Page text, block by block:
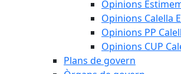
Opinions
Opinions Calella
Opinions PP
Opinions CUP
Plans de govern